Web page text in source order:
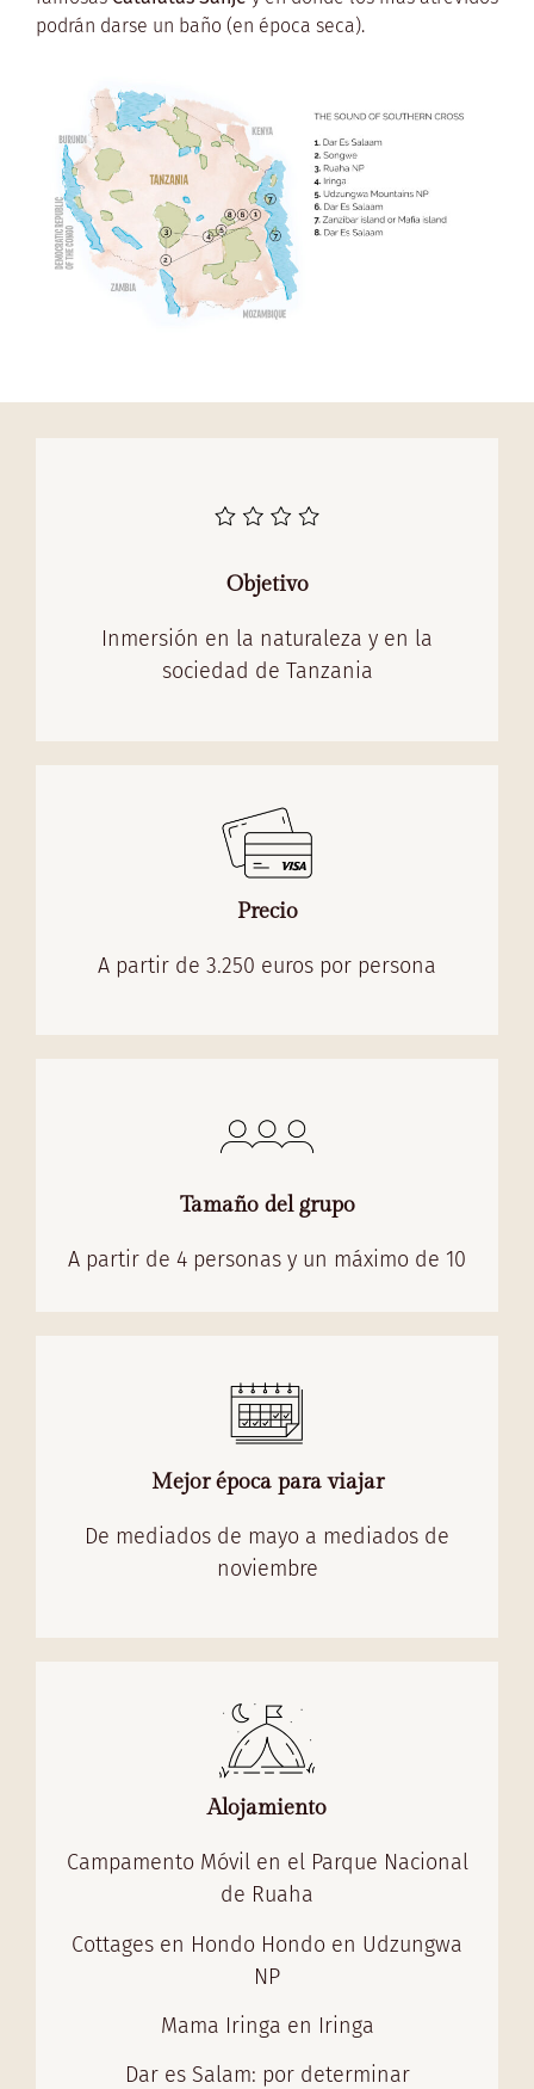
podrán darse un baño (en época seca).
Objetivo
Inmersión en la naturaleza y en la
sociedad de Tanzania
Precio
A partir de 3.250 euros por persona
Tamaño del grupo
A partir de 4 personas y un máximo de 10
Mejor época para viajar
De mediados de mayo a mediados de
noviembre
Alojamiento
Campamento Móvil en el Parque Nacional
de Ruaha
Cottages en Hondo Hondo en Udzungwa
NP
Mama Iringa en Iringa
Dar es Salam: por determinar